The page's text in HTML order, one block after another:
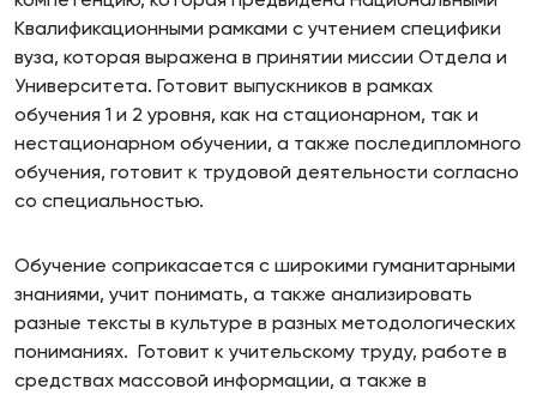
Квалификационными рамками с учтением специфики
вуза, которая выражена в принятии миссии Отдела и
Университета. Готовит выпускников в рамках
обучения 1 и 2 уровня, как на стационарном, так и
нестационарном обучении, а также последипломного
обучения, готовит к трудовой деятельности согласно
со специальностью.
Обучение соприкасается с широкими гуманитарными
знаниями, учит понимать, а также анализировать
разные тексты в культуре в разных методологических
пониманиях. Готовит к учительскому труду, работе в
средствах массовой информации, а также в